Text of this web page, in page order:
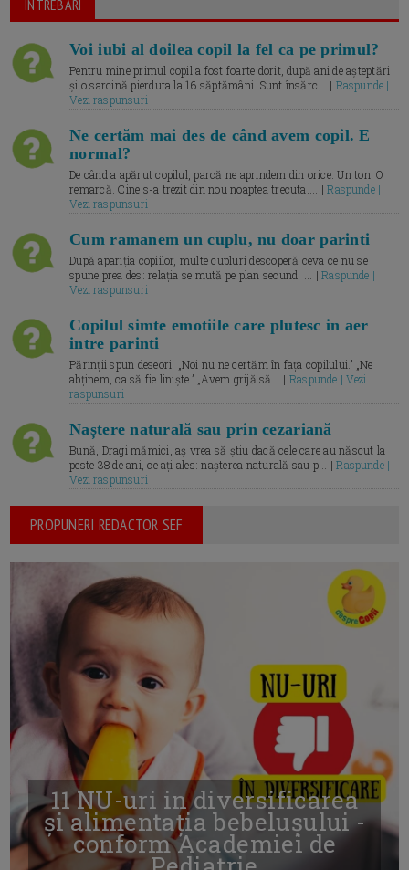
ÎNTREBARI
Voi iubi al doilea copil la fel ca pe primul?
Pentru mine primul copil a fost foarte dorit, după ani de așteptări
și o sarcină pierduta la 16 săptămâni. Sunt însărc... | Raspunde |
Vezi raspunsuri
Ne certăm mai des de când avem copil. E
normal?
De când a apărut copilul, parcă ne aprindem din orice. Un ton. O
remarcă. Cine s-a trezit din nou noaptea trecuta.... |Raspunde |
Vezi raspunsuri
Cum ramanem un cuplu, nu doar parinti
După apariția copiilor, multe cupluri descoperă ceva ce nu se
spune prea des: relația se mută pe plan secund. ... |Raspunde |
Vezi raspunsuri
Copilul simte emotiile care plutesc in aer
intre parinti
Părinții spun deseori: „Noi nu ne certăm în fața copilului.” „Ne
abținem, ca să fie liniște.” „Avem grijă să... | Raspunde | Vezi
raspunsuri
Naștere naturală sau prin cezariană
Bună, Dragi mămici, aș vrea să știu dacă cele care au născut la
peste 38 de ani, ce ați ales: nașterea naturală sau p... |Raspunde |
Vezi raspunsuri
PROPUNERI REDACTOR SEF
11 NU-uri in diversificarea
și alimentația bebelușului -
conform Academiei de